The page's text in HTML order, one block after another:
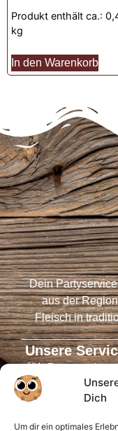
Dich
Um dir ein optimales
Produkt enthält ca.:
kg
In den Warenkorb
Dein
aus der
Fleisch in
Unsere
Partyservice